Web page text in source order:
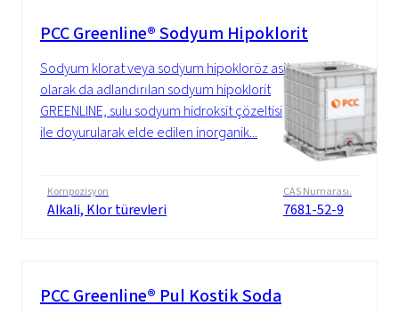
PCC Greenline® Sodyum Hipoklorit
Sodyum klorat veya sodyum hipokloröz asit
olarak da adlandırılan sodyum hipoklorit
GREENLINE, sulu sodyum hidroksit çözeltisi
ile doyurularak elde edilen inorganik...
Kompozisyon
Alkali, Klor türevleri
CAS Numarası.
7681-52-9
PCC Greenline® Pul Kostik Soda